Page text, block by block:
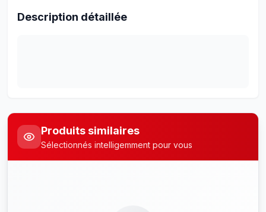
Description détaillée
Produits similaires
Sélectionnés intelligemment pour vous